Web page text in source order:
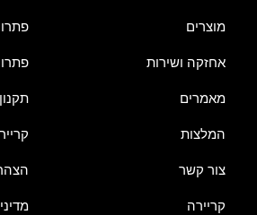
מוצרים
אחזקה ושירות
מאמרים
המלצות
צור קשר
קריירה